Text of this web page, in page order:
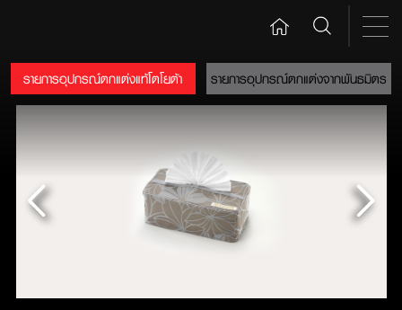
รายการอุปกรณ์ตกแต่งแท้โตโยต้า รายการอุปกรณ์ตกแต่งจากพันธมิตร